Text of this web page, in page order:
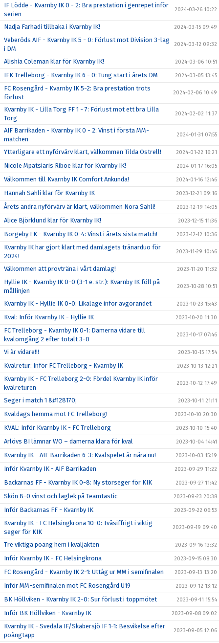
IF Lödde - Kvarnby IK 0 - 2: Bra prestation i genrepet inför
serien
2024-03-26 10:22
Nadja Farhadi tillbaka i Kvarnby IK! 2024-03-15 09:49
Veberöds AIF - Kvarnby IK 5 - 0: Förlust mot Division 3-lag
i DM
2024-03-12 09:32
Alishia Coleman klar för Kvarnby IK! 2024-03-06 10:51
IFK Trelleborg - Kvarnby IK 6 - 0: Tung start i årets DM 2024-03-05 13:45
FC Rosengård - Kvarnby IK 5-2: Bra prestation trots
förlust
2024-02-06 10:49
Kvarnby IK - Lilla Torg FF 1 - 7: Förlust mot ett bra Lilla
Torg
2024-02-02 11:37
AIF Barrikaden - Kvarnby IK 0 - 2: Vinst i första MM-
matchen
2024-01-31 07:55
Ytterligare ett nyförvärv klart, välkommen Tilda Ostrell! 2024-01-22 16:21
Nicole Mpatsiaris Riboe klar för Kvarnby IK! 2024-01-17 16:05
Välkommen till Kvarnby IK Comfort Ankunda! 2024-01-16 12:46
Hannah Sahli klar för Kvarnby IK 2023-12-21 09:16
Årets andra nyförvärv är klart, välkommen Nora Sahli! 2023-12-19 14:05
Alice Björklund klar för Kvarnby IK! 2023-12-15 11:36
Borgeby FK - Kvarnby IK 0-4: Vinst i årets sista match! 2023-12-12 10:36
Kvarnby IK har gjort klart med damlagets tränarduo för
2024!
2023-11-29 10:46
Välkommen att provträna i vårt damlag! 2023-11-20 11:32
Hyllie IK - Kvarnby IK 0-0 (3-1 e. str.): Kvarnby IK föll på
mållinjen
2023-10-28 10:51
Kvarnby IK - Hyllie IK 0-0: Likaläge inför avgörandet 2023-10-23 15:43
Kval: Inför Kvarnby IK - Hyllie IK 2023-10-20 11:30
FC Trelleborg - Kvarnby IK 0-1: Damerna vidare till
kvalomgång 2 efter totalt 3-0
2023-10-17 07:46
Vi är vidare!!! 2023-10-15 17:54
Kvalretur: Inför FC Trelleborg - Kvarnby IK 2023-10-13 12:21
Kvarnby IK - FC Trelleborg 2-0: Fördel Kvarnby IK inför
kvalreturen
2023-10-12 17:49
Seger i match 1 &#128170; 2023-10-11 21:11
Kvaldags hemma mot FC Trelleborg! 2023-10-10 20:30
KVAL: Inför Kvarnby IK - FC Trelleborg 2023-10-10 15:40
Arlövs BI lämnar WO – damerna klara för kval 2023-10-04 14:41
Kvarnby IK - AIF Barrikaden 6-3: Kvalspelet är nära nu! 2023-10-03 15:19
Inför Kvarnby IK - AIF Barrikaden 2023-09-29 11:22
Backarnas FF - Kvarnby IK 0-8: Ny storseger för KIK 2023-09-27 11:42
Skön 8-0 vinst och laglek på Teamtastic 2023-09-23 20:38
Inför Backarnas FF - Kvarnby IK 2023-09-22 06:53
Kvarnby IK - FC Helsingkrona 10-0: Tvåsiffrigt i viktig
seger för KIK
2023-09-19 09:40
Tre viktiga poäng hem i kvaljakten 2023-09-16 13:32
Inför Kvarnby IK - FC Helsingkrona 2023-09-15 08:30
FC Rosengård - Kvarnby IK 2-1: Uttåg ur MM i semifinalen 2023-09-13 13:20
Inför MM-semifinalen mot FC Rosengård U19 2023-09-12 13:12
BK Höllviken - Kvarnby IK 2-0: Sur förlust i toppmötet 2023-09-11 15:54
Inför BK Höllviken - Kvarnby IK 2023-09-08 09:02
Kvarnby IK - Svedala IF/Skabersjö IF 1-1: Besvikelse efter
poängtapp
2023-09-05 12:06